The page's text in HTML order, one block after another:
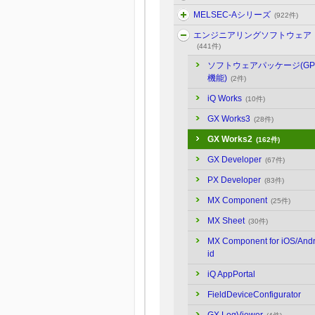
MELSEC-Aシリーズ (922件)
エンジニアリングソフトウェア
(441件)
ソフトウェアパッケージ
機能) (2件)
iQ Works (10件)
GX Works3 (28件)
GX Works2 (162件)
GX Developer (67件)
PX Developer (83件)
MX Component (25件)
MX Sheet (30件)
MX Component for iOS/
id
iQ AppPortal
FieldDeviceConfigurator